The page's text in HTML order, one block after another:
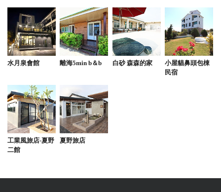
水月泉會館 離海5min b＆b 白砂 森森的家
小屋貓鼻頭包棟
民宿
工業風旅店-夏野
二館
夏野旅店